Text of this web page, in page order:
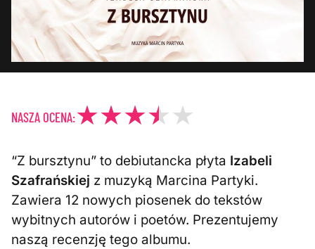
NASZA OCENA:
“Z bursztynu” to debiutancka płyta Izabeli
Szafrańskiej z muzyką Marcina Partyki.
Zawiera 12 nowych piosenek do tekstów
wybitnych autorów i poetów. Prezentujemy
naszą recenzję tego albumu.